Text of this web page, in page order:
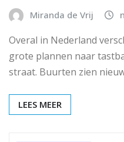
Miranda de Vrij
Overal in Nederland
grote plannen naar
straat. Buurten zien
LEES MEER